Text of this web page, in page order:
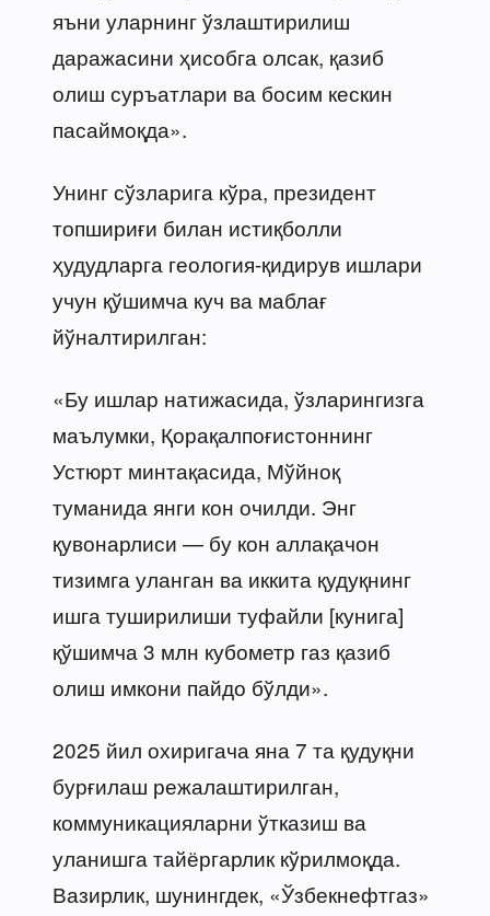
яъни уларнинг ўзлаштирилиш
даражасини ҳисобга олсак, қазиб
олиш суръатлари ва босим кескин
пасаймоқда».
Унинг сўзларига кўра, президент
топшириғи билан истиқболли
ҳудудларга геология-қидирув ишлари
учун қўшимча куч ва маблағ
йўналтирилган:
«Бу ишлар натижасида, ўзларингизга
маълумки, Қорақалпоғистоннинг
Устюрт минтақасида, Мўйноқ
туманида янги кон очилди. Энг
қувонарлиси — бу кон аллақачон
тизимга уланган ва иккита қудуқнинг
ишга туширилиши туфайли [кунига]
қўшимча 3 млн кубометр газ қазиб
олиш имкони пайдо бўлди».
2025 йил охиригача яна 7 та қудуқни
бурғилаш режалаштирилган,
коммуникацияларни ўтказиш ва
уланишга тайёргарлик кўрилмоқда.
Вазирлик, шунингдек, «Ўзбекнефтгаз»